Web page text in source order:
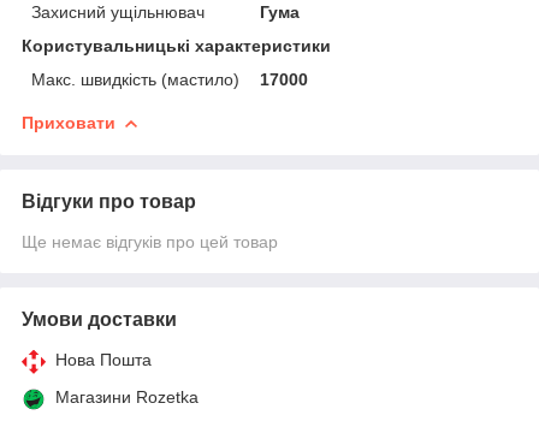
Захисний ущільнювач
Гума
Користувальницькі характеристики
Макс. швидкість (мастило)
17000
Приховати
Відгуки про товар
Ще немає відгуків про цей товар
Умови доставки
Нова Пошта
Магазини Rozetka